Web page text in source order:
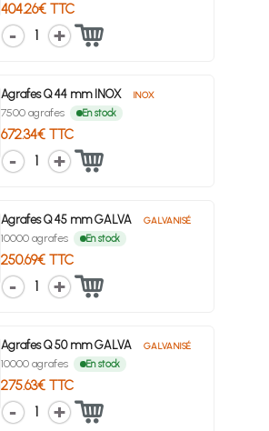
404.26€ TTC
1
Agrafes Q 44 mm INOX INOX
7500 agrafes En stock
672.34€ TTC
1
Agrafes Q 45 mm GALVA GALVANISÉ
10000 agrafes En stock
250.69€ TTC
1
Agrafes Q 50 mm GALVA GALVANISÉ
10000 agrafes En stock
275.63€ TTC
1